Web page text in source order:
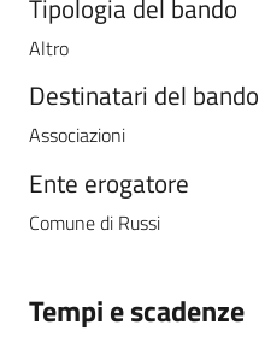
Tipologia del bando
Altro
Destinatari del bando
Associazioni
Ente erogatore
Comune di Russi
Tempi e scadenze